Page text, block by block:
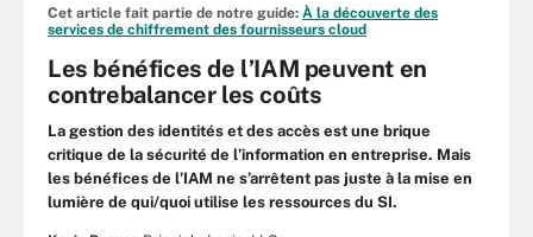
Cet article fait partie de notre guide: À la découverte des
services de chiffrement des fournisseurs cloud
Les bénéfices de l’IAM peuvent en
contrebalancer les coûts
La gestion des identités et des accès est une brique
critique de la sécurité de l’information en entreprise. Mais
les bénéfices de l’IAM ne s’arrêtent pas juste à la mise en
lumière de qui/quoi utilise les ressources du SI.